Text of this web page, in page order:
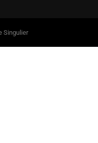
Singulier